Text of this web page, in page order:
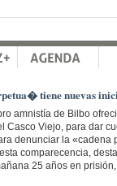
tiene nuevas
amnistía de Bilbo
Casco Viejo, para dar
denunciar la «cadena
comparecencia,
25 años en